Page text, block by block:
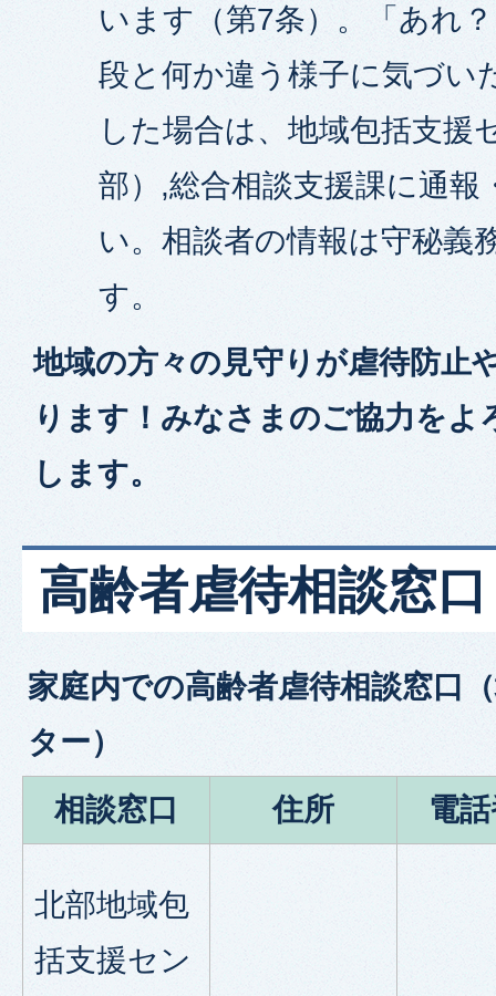
います（第7条）。「あれ
段と何か違う様子に気づい
した場合は、地域包括支援
部）,総合相談支援課に通報
い。相談者の情報は守秘義
す。
地域の方々の見守りが虐待防止
ります！みなさまのご協力をよ
します。
高齢者虐待相談窓口
家庭内での高齢者虐待相談窓口
ター）
相談窓口
住所 電
北部地域包
括支援セン